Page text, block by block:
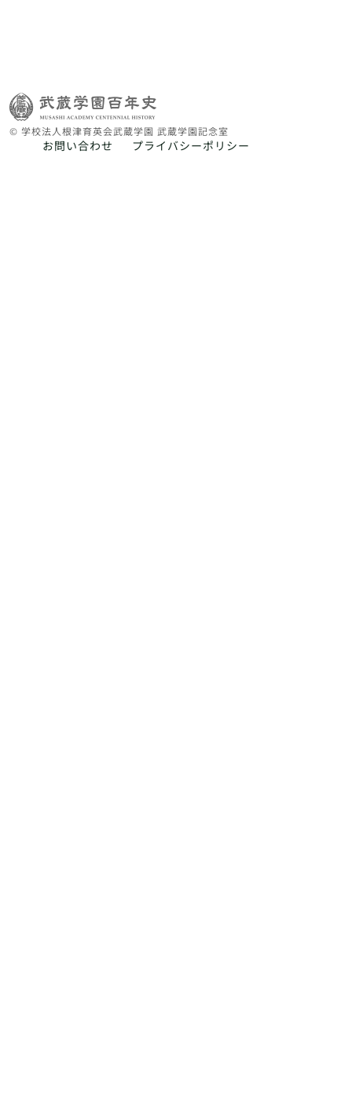
© 学校法人根津育英会武蔵学園 武蔵学園記念室
お問い合わせ プライバシーポリシー